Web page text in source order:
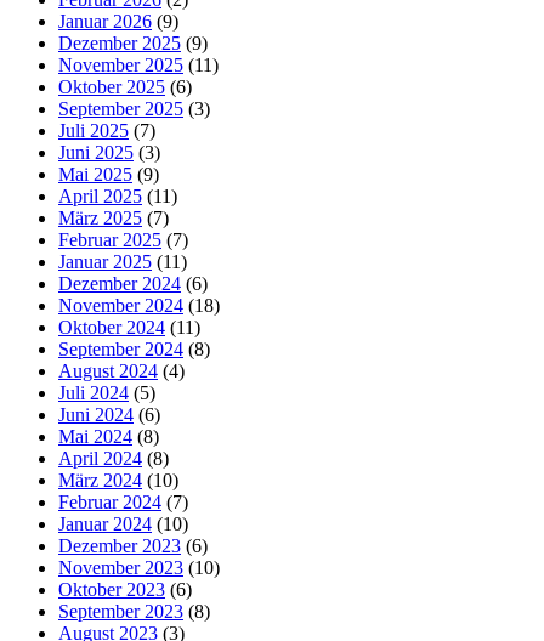
Januar 2026 (9)
Dezember 2025 (9)
November 2025 (11)
Oktober 2025 (6)
September 2025 (3)
Juli 2025 (7)
Juni 2025 (3)
Mai 2025 (9)
April 2025 (11)
März 2025 (7)
Februar 2025 (7)
Januar 2025 (11)
Dezember 2024 (6)
November 2024 (18)
Oktober 2024 (11)
September 2024 (8)
August 2024 (4)
Juli 2024 (5)
Juni 2024 (6)
Mai 2024 (8)
April 2024 (8)
März 2024 (10)
Februar 2024 (7)
Januar 2024 (10)
Dezember 2023 (6)
November 2023 (10)
Oktober 2023 (6)
September 2023 (8)
August 2023 (3)